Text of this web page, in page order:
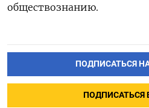
обществознанию.
ПОДПИСАТЬСЯ
ПОДПИСАТЬСЯ В